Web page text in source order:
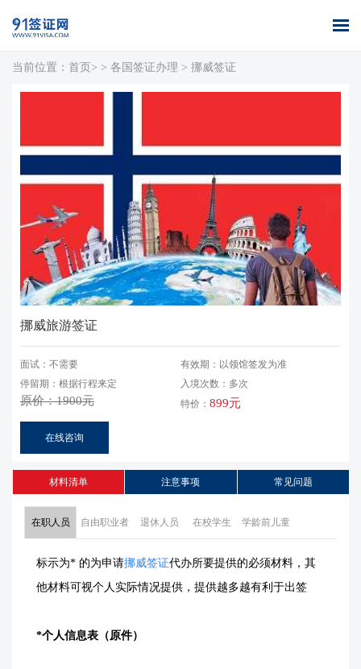
首页 全球签证 签证案例 签证百科
当前位置： 首页> > 各国签证办理 > 挪威签证
挪威旅游签证
面试：不需要
停留期：根据行程来定
原价：1900元
有效期：以领馆签发为准
入境次数：多次
特价： 899元
在线咨询
材料清单 注意事项 常见问题
在职人员 自由职业者 退休人员 在校学生 学龄前儿童
标示为* 的为申请挪威签证代办所要提供的必须材料，其
他材料可视个人实际情况提供，提供越多越有利于出签
*个人信息表（原件）